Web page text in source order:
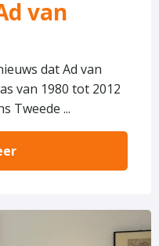
van
dat Ad van
van 1980 tot 2012
Tweede ...